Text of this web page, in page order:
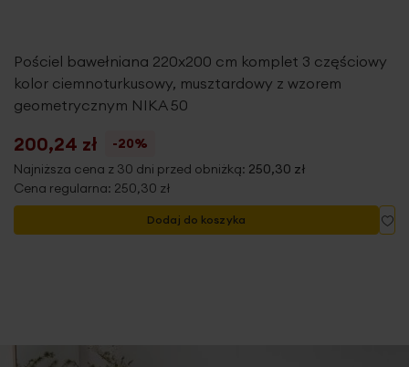
Pościel bawełniana 220x200 cm komplet 3 częściowy
kolor ciemnoturkusowy, musztardowy z wzorem
geometrycznym NIKA 50
200,24 zł
-20%
Najniższa cena z 30 dni przed obniżką: 250,30 zł
Cena regularna: 250,30 zł
Dodaj do koszyka